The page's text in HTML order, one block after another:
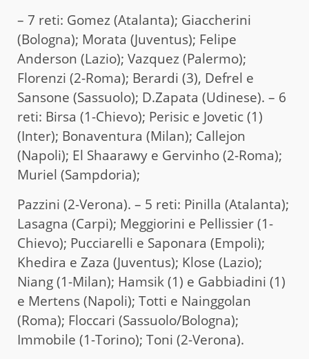
– 7 reti: Gomez (Atalanta); Giaccherini
(Bologna); Morata (Juventus); Felipe
Anderson (Lazio); Vazquez (Palermo);
Florenzi (2-Roma); Berardi (3), Defrel e
Sansone (Sassuolo); D.Zapata (Udinese). – 6
reti: Birsa (1-Chievo); Perisic e Jovetic (1)
(Inter); Bonaventura (Milan); Callejon
(Napoli); El Shaarawy e Gervinho (2-Roma);
Muriel (Sampdoria);
Pazzini (2-Verona). – 5 reti: Pinilla (Atalanta);
Lasagna (Carpi); Meggiorini e Pellissier (1-
Chievo); Pucciarelli e Saponara (Empoli);
Khedira e Zaza (Juventus); Klose (Lazio);
Niang (1-Milan); Hamsik (1) e Gabbiadini (1)
e Mertens (Napoli); Totti e Nainggolan
(Roma); Floccari (Sassuolo/Bologna);
Immobile (1-Torino); Toni (2-Verona).